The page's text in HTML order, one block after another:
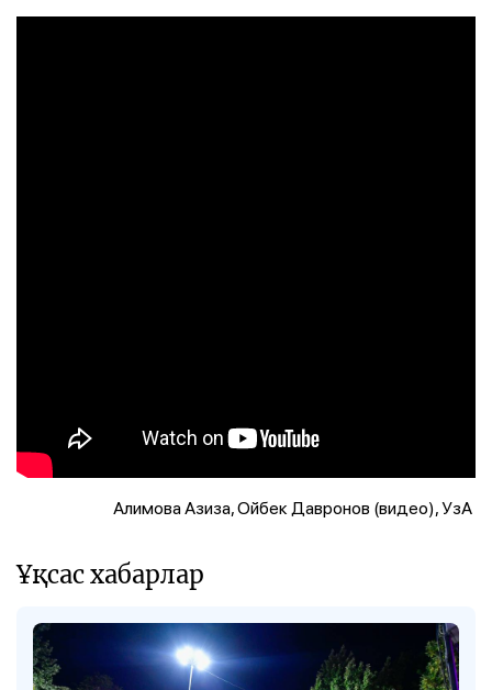
Алимова Азиза, Ойбек Давронов (видео), УзА
Ұқсас хабарлар